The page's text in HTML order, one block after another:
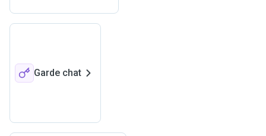
Garde chat